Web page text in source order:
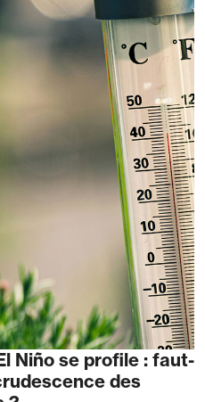
Niño se profile : faut-
des